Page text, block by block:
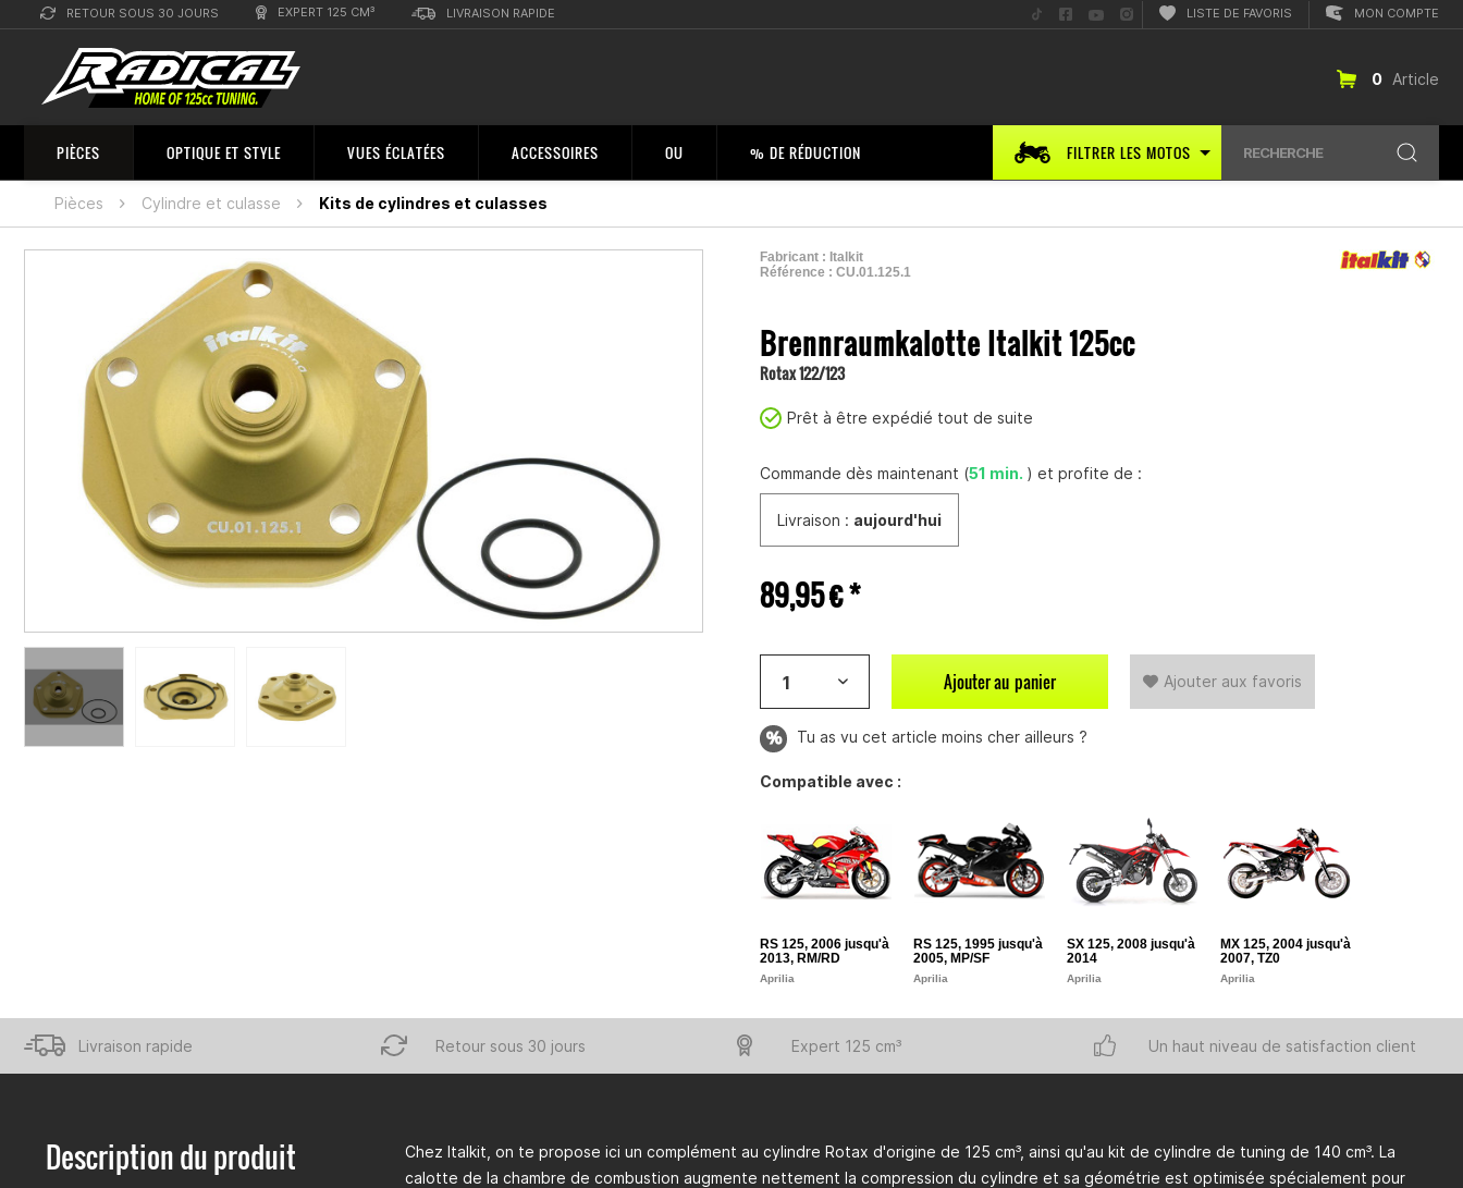
RETOUR SOUS 30 JOURS EXPERT 125 CM³ LIVRAISON RAPIDE
Suis-
nous
Suis-
nous
Suis-
nous
Suis-
nous
LISTE DE FAVORIS MON COMPTE
0 Article
PIÈCES OPTIQUE ET STYLE VUES ÉCLATÉES ACCESSOIRES OU % DE RÉDUCTION FILTRER LES MOTOS RECHERCHE
Pièces Cylindre et culasse Kits de cylindres et culasses
Fabricant : Italkit
Référence : CU.01.125.1
Brennraumkalotte Italkit 125cc
Rotax 122/123
Prêt à être expédié tout de suite
Commande dès maintenant (51 min. ) et profite de :
Livraison : aujourd'hui
89,95 € *
Ajouter au panier Ajouter aux favoris
Tu as vu cet article moins cher ailleurs ?
Compatible avec :
RS 125, 2006 jusqu'à
2013, RM/RD
Aprilia
RS 125, 1995 jusqu'à
2005, MP/SF
Aprilia
SX 125, 2008 jusqu'à
2014
Aprilia
MX 125, 2004 jusqu'à
2007, TZ0
Aprilia
Livraison rapide Retour sous 30 jours Expert 125 cm³ Un haut niveau de satisfaction client
Description du produit
Chez Italkit, on te propose ici un complément au cylindre Rotax d'origine de 125 cm³, ainsi qu'au kit de cylindre de tuning de 140 cm³. La
calotte de la chambre de combustion augmente nettement la compression du cylindre et sa géométrie est optimisée spécialement pour